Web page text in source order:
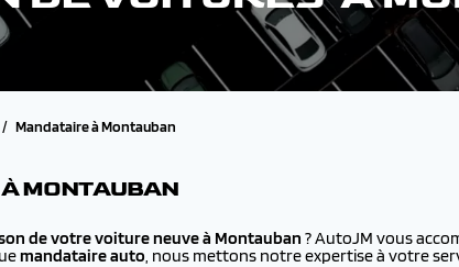
Mandataire à Montauban
MONTAUBAN
de votre voiture neuve à Montauban ? AutoJM vous
mandataire auto, nous mettons notre expertise à votre